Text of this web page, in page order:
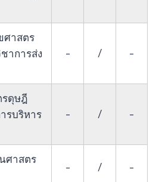
ศาสตร
าการส่ง
- / -
รดุษฎี
รบริหาร
- / -
ศาสตร
- / -